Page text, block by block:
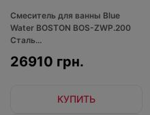
Смеситель для ванны Blue
Water BOSTON BOS-ZWP.200
Сталь...
26910 грн.
КУПИТЬ